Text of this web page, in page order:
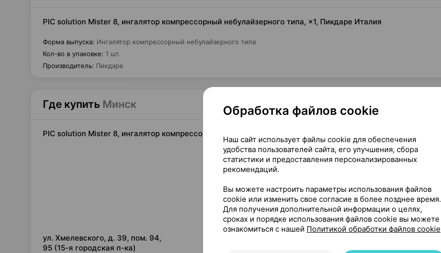
PIC solution Mister 8, ингалятор компрессорный небулайзерного типа, ×1, Пикдаре Италия
Форма выпуска: Ингалятор компрессорный небулайзерного типа
Кол-во в упаковке: 1 шт.
Производитель: Пикдаре
Где купить Минск
PIC solution Mister 8, ингалятор компрессорный небулайзерного типа, ×1, Пикдаре Италия
На карте
ул. Хмелевского, д. 39, пом. 94,
95 (15-я городская п-ка)
Обработка файлов cookie
Наш сайт использует файлы cookie для обеспечения
удобства пользователей сайта, его улучшения, сбора
статистики и предоставления персонализированных
рекомендаций.
Вы можете настроить параметры использования файлов
cookie или изменить свое согласие в более позднее время.
Для получения дополнительной информации о целях,
сроках и порядке использования файлов cookie вы можете
ознакомиться с нашей Политикой обработки файлов cookie